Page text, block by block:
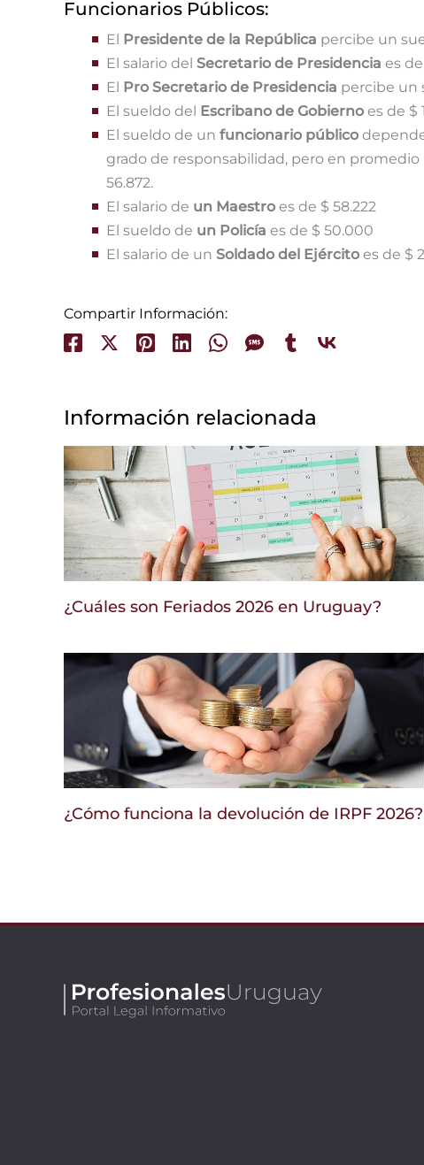
Funcionarios Públicos:
El Presidente de la República percibe un
El salario del Secretario de Presidencia es
El
Pro Secretario de Presidencia percibe un
El sueldo del
Escribano de Gobierno es de $
El sueldo de un funcionario público
grado de responsabilidad, pero en
56.872.
El salario de un Maestro es de $ 58.222
El sueldo de un Policía es de $ 50.000
El salario de un Soldado del Ejército es de $
Compartir Información:
Información relacionada
¿Cuáles son Feriados 2026 en Uruguay?
¿Cómo funciona la devolución de IRPF 2026?